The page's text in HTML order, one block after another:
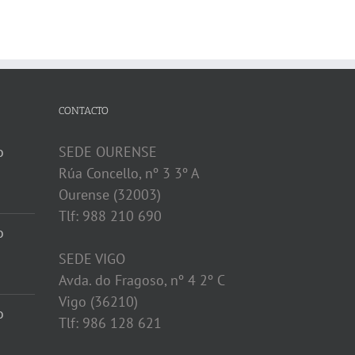
CONTACTO
SEDE OURENSE
Rúa Concello, nº 3 3º A
Ourense (32003)
Tlf: 988 210 690
SEDE VIGO
Avda. do Fragoso, nº 4 2º C
Vigo (36210)
Tlf: 986 128 621